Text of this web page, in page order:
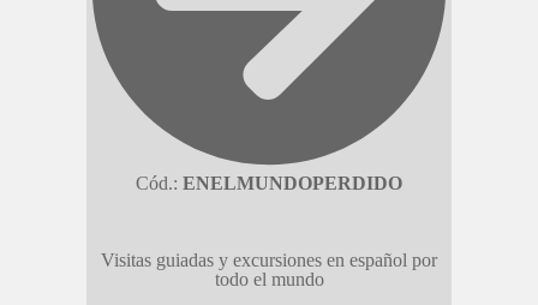
Cód.: ENELMUNDOPERDIDO
Visitas guiadas y excursiones en español por
todo el mundo